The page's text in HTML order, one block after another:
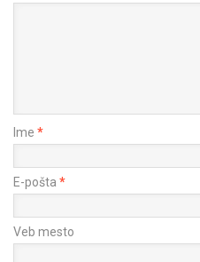
Ime *
E-pošta *
Veb mesto